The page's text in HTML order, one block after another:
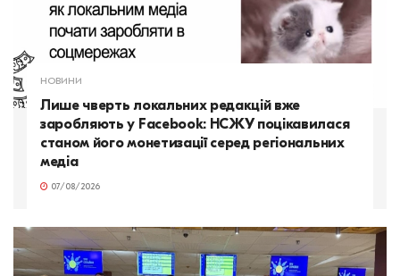
НОВИНИ
Лише чверть локальних редакцій вже
заробляють у Facebook: НСЖУ поцікавилася
станом його монетизації серед регіональних
медіа
07/08/2026